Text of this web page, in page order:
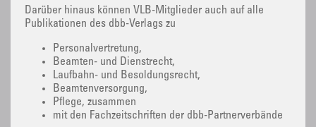
Darüber hinaus können VLB-Mitglieder auch auf alle
Publikationen des dbb-Verlags zu
Personalvertretung,
Beamten- und Dienstrecht,
Laufbahn- und Besoldungsrecht,
Beamtenversorgung,
Pflege, zusammen
mit den Fachzeitschriften der dbb-Partnerverbände